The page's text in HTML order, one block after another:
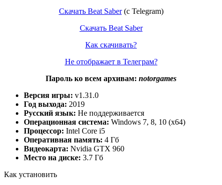
Скачать Beat Saber(с Telegram)
Скачать Beat Saber
Как скачивать?
Не отображает в Телеграм?
Пароль ко всем архивам: notorgames
Версия игры: v1.31.0
Год выхода: 2019
Русский язык: Не поддерживается
Операционная система: Windows 7, 8, 10 (x64)
Процессор: Intel Core i5
Оперативная память: 4 Гб
Видеокарта: Nvidia GTX 960
Место на диске: 3.7 Гб
Как установить